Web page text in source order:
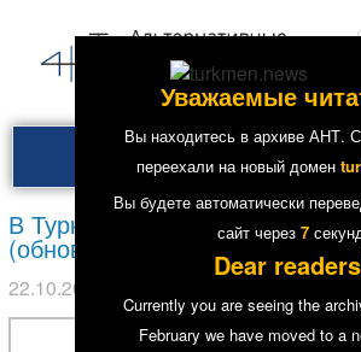
В Туркменистане закрывается
(обновлено)
22.10.2014
Уважаемые
Вы находитесь в архиве АНТ.
переехали на новый домен
Вы будете автоматически
сайт через7
Dear
Currently you are seeing the
February we have moved to a